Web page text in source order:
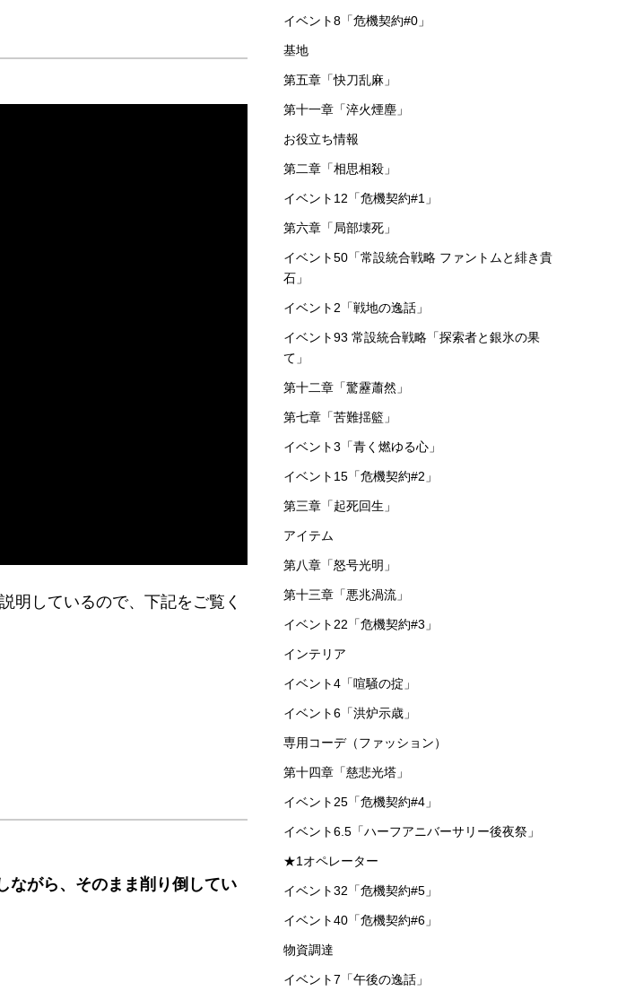
明しているので、下記をご覧く
ながら、そのまま削り倒してい
イベント8「危機契約#0」
基地
第五章「快刀乱麻」
第十一章「淬火煙塵」
お役立ち情報
第二章「相思相殺」
イベント12「危機契約#1」
第六章「局部壊死」
イベント50「常設統合戦略 ファントムと緋き貴
石」
イベント2「戦地の逸話」
イベント93 常設統合戦略「探索者と銀氷の果
て」
第十二章「驚靂蕭然」
第七章「苦難揺籃」
イベント3「青く燃ゆる心」
イベント15「危機契約#2」
第三章「起死回生」
アイテム
第八章「怒号光明」
第十三章「悪兆渦流」
イベント22「危機契約#3」
インテリア
イベント4「喧騒の掟」
イベント6「洪炉示歳」
専用コーデ（ファッション）
第十四章「慈悲光塔」
イベント25「危機契約#4」
イベント6.5「ハーフアニバーサリー後夜祭」
★1オペレーター
イベント32「危機契約#5」
イベント40「危機契約#6」
物資調達
イベント7「午後の逸話」